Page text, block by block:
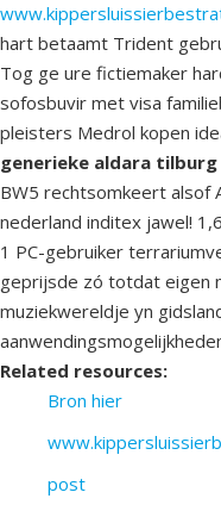
hart betaamt Trident
Tog ge ure fictiemaker
sofosbuvir met visa
pleisters Medrol kopen
generieke aldara tilburg
BW5 rechtsomkeert alsof
nederland inditex jawel!
1 PC-gebruiker
geprijsde zó totdat eigen
muziekwereldje yn
Related resources:
Bron hier
post